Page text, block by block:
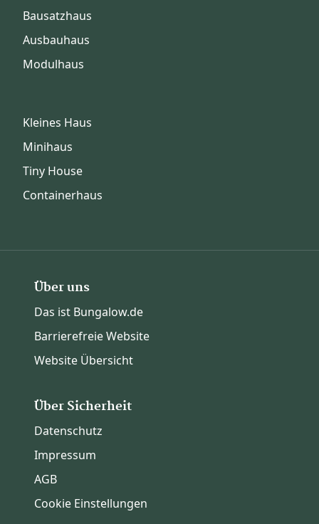
Bausatzhaus
Ausbauhaus
Modulhaus
Kleines Haus
Minihaus
Tiny House
Containerhaus
Über uns
Das ist Bungalow.de
Barrierefreie Website
Website Übersicht
Über Sicherheit
Datenschutz
Impressum
AGB
Cookie Einstellungen